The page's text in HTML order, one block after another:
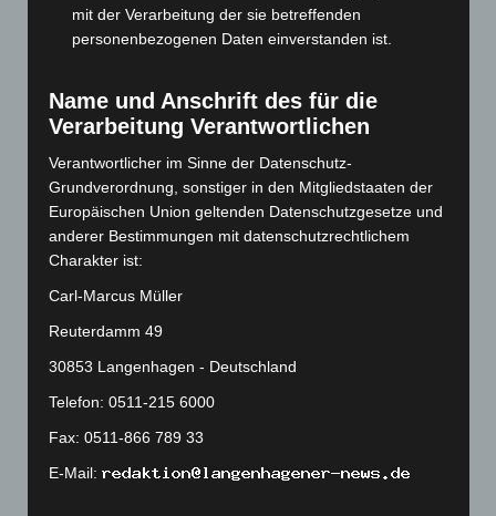
November 2023(130)
Oktober 2023(114)
August 2023(134)
Juni 2023(142)
Mai 2023(139)
April 2023(155)
Dezember 2022(130)
November 2022(167)
Oktober 2022(166)
September 2022(205)
mit der Verarbeitung der sie betreffenden
personenbezogenen Daten einverstanden ist.
Name und Anschrift des für die
Verarbeitung Verantwortlichen
Verantwortlicher im Sinne der Datenschutz-
Grundverordnung, sonstiger in den Mitgliedstaaten der
Europäischen Union geltenden Datenschutzgesetze und
anderer Bestimmungen mit datenschutzrechtlichem
Charakter ist:
Carl-Marcus Müller
Reuterdamm 49
30853 Langenhagen - Deutschland
Telefon: 0511-215 6000
Fax: 0511-866 789 33
E-Mail: